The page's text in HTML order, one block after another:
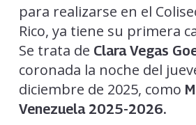
para realizarse en el
Rico, ya tiene su primera
Se trata de Clara Vegas
coronada la noche del
diciembre de 2025, como
Venezuela 2025-2026.